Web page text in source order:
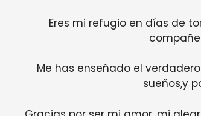
Eres mi refugio en días de
Me has enseñado el
sueños,y